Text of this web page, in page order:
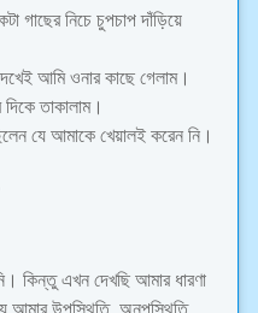
গাছের নিচে চুপচাপ দাঁড়িয়ে
আমি ওনার কাছে গেলাম।
তাকালাম।
যে আমাকে খেয়ালই করেন নি।
কিন্তু এখন দেখছি আমার ধারণা